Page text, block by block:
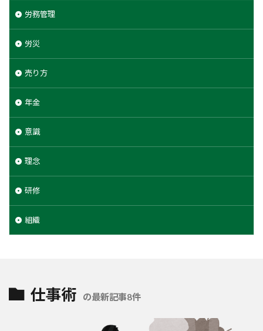
労務管理
労災
売り方
年金
意識
理念
研修
組織
仕事術 の最新記事8件